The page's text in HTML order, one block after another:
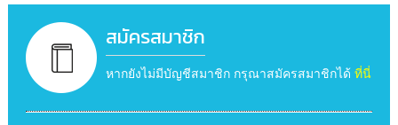
สมัครสมาชิก
หากยังไม่มีบัญชีสมาชิก กรุณาสมัครสมาชิกได้ ที่นี่